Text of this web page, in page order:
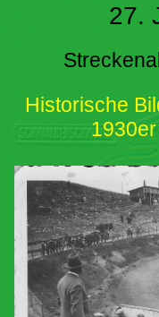
27.
Historische